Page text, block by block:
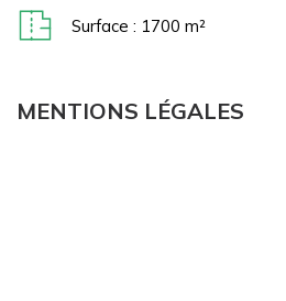
Surface : 1700 m²
MENTIONS LÉGALES